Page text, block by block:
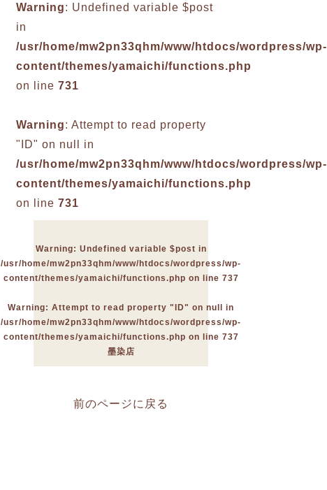
Warning: Undefined variable $post
in
/usr/home/mw2pn33qhm/www/htdocs/wordpress/wp-
content/themes/yamaichi/functions.php
on line 731
Warning: Attempt to read property
"ID" on null in
/usr/home/mw2pn33qhm/www/htdocs/wordpress/wp-
content/themes/yamaichi/functions.php
on line 731
Warning: Undefined variable $post in
/usr/home/mw2pn33qhm/www/htdocs/wordpress/wp-
content/themes/yamaichi/functions.php on line 737
Warning: Attempt to read property "ID" on null in
/usr/home/mw2pn33qhm/www/htdocs/wordpress/wp-
content/themes/yamaichi/functions.php on line 737
墨染店
前のページに戻る